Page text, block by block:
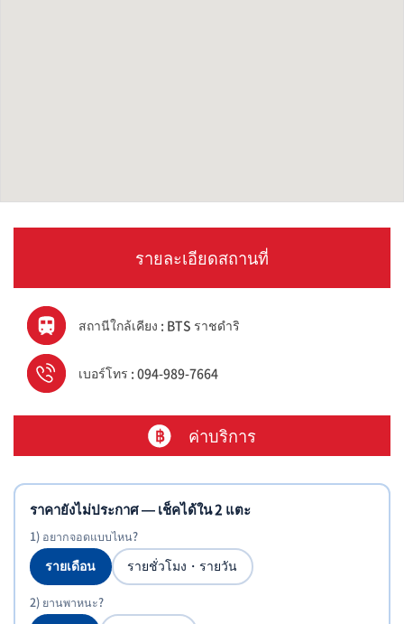
รายละเอียดสถานที่
สถานีใกล้เคียง : BTS ราชดำริ
เบอร์โทร : 094-989-7664
ค่าบริการ
ราคายังไม่ประกาศ — เช็คได้ใน 2 แตะ
1) อยากจอดแบบไหน?
รายเดือน รายชั่วโมง・รายวัน
2) ยานพาหนะ?